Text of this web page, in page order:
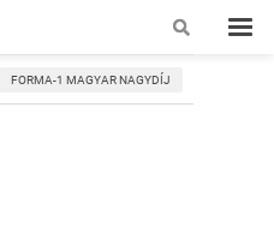
FORMA-1 MAGYAR NAGYDÍJ